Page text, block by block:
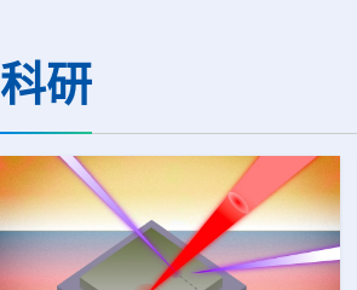
CT扫描仪BodyTom与Accuray机器
人放射外科平台CyberKnife相结合。
连接起来，使医务人员能够更准确地
确...
科研